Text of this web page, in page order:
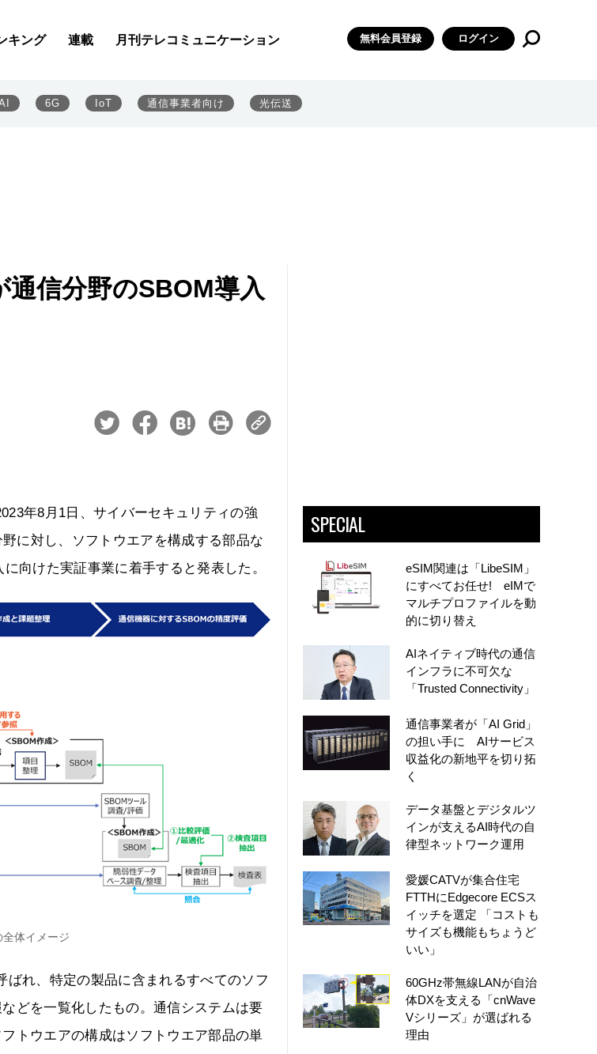
キング 連載 月刊テレコミュニケーション 無料会員登録 ログイン
6G IoT 通信事業者向け 光伝送
信分野のSBOM導入
年8月1日、サイバーセキュリティの強
に対し、ソフトウエアを構成する部品な
向けた実証事業に着手すると発表した。
体イメージ
れ、特定の製品に含まれるすべてのソフ
どを一覧化したもの。通信システムは要
トウエアの構成はソフトウエア部品の単
SPECIAL
eSIM関連は「LibeSIM」
にすべてお任せ! eIMで
マルチプロファイルを動
的に切り替え
AIネイティブ時代の通信
インフラに不可欠な
「Trusted Connectivity」
通信事業者が「AI Grid」
の担い手に AIサービス
収益化の新地平を切り拓
く
データ基盤とデジタルツ
インが支えるAI時代の自
律型ネットワーク運用
愛媛CATVが集合住宅
FTTHにEdgecore ECSス
イッチを選定 「コストも
サイズも機能もちょうど
いい」
60GHz帯無線LANが自治
体DXを支える「cnWave
Vシリーズ」が選ばれる
理由